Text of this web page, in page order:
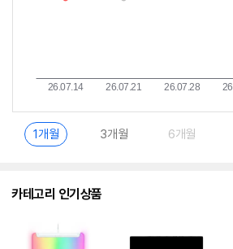
1개월 3개월 6개월
카테고리 인기상품